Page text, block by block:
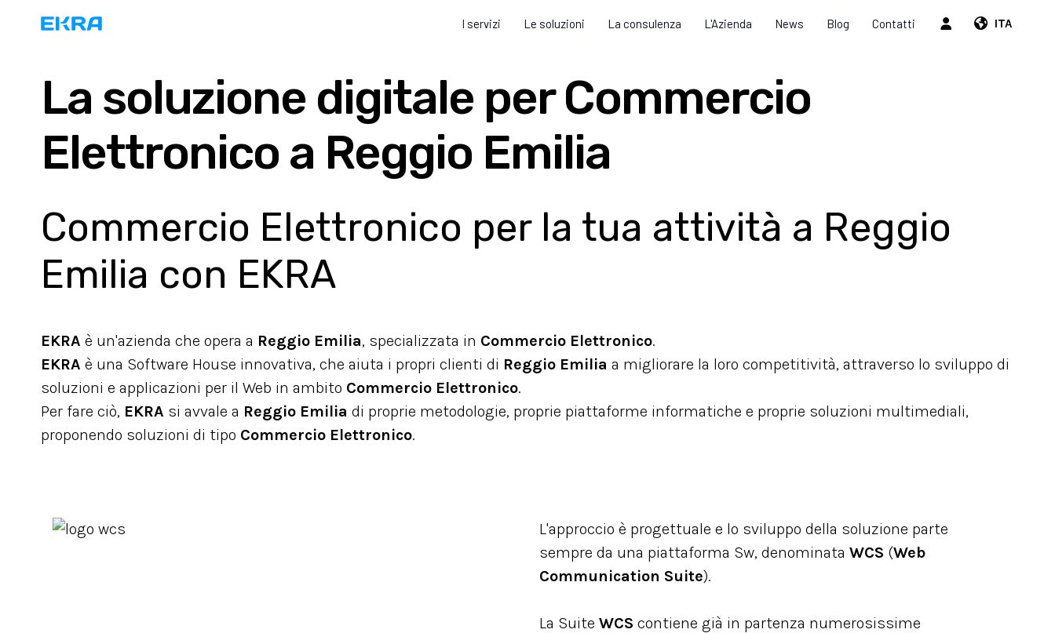
ITA
I servizi Le soluzioni La consulenza L'Azienda News Blog Contatti
La soluzione digitale per Commercio
Elettronico a Reggio Emilia
Commercio Elettronico per la tua attività a Reggio
Emilia con EKRA
EKRA è un'azienda che opera a Reggio Emilia, specializzata in Commercio Elettronico.
EKRA è una Software House innovativa, che aiuta i propri clienti di Reggio Emilia a migliorare la loro competitività, attraverso lo sviluppo di
soluzioni e applicazioni per il Web in ambito Commercio Elettronico.
Per fare ciò, EKRA si avvale a Reggio Emilia di proprie metodologie, proprie piattaforme informatiche e proprie soluzioni multimediali,
proponendo soluzioni di tipo Commercio Elettronico.
L'approccio è progettuale e lo sviluppo della soluzione parte
sempre da una piattaforma Sw, denominata WCS (Web
Communication Suite).
La Suite WCS contiene già in partenza numerosissime